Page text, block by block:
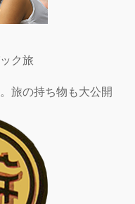
ク旅
旅の持ち物も大公開